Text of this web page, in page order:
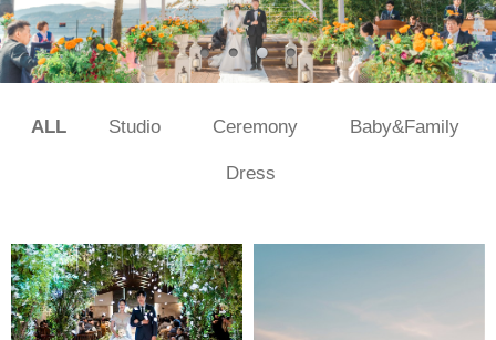
ALL Studio Ceremony Baby&Family
Dress